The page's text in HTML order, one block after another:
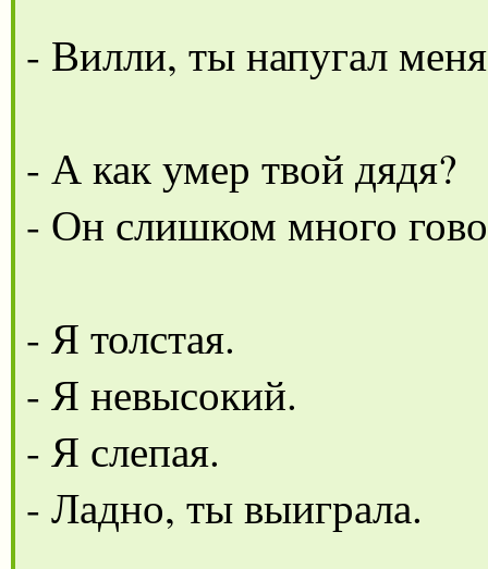
- Вилли, ты напугал
- А как умер твой дядя?
- Он слишком много
- Я толстая.
- Я невысокий.
- Я слепая.
- Ладно, ты выиграла.